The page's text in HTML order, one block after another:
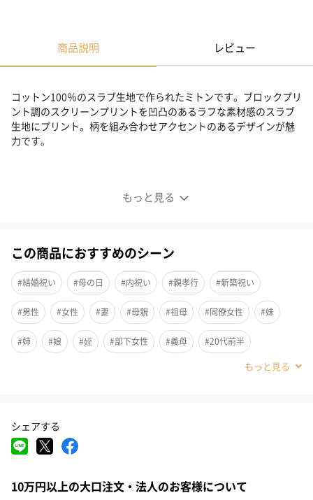
商品説明 レビュー
もっと見る
コットン100％のスラブ生地で作られたミトンです。ブロックプリ
ント調のスクリーンプリントを凹凸のあるラフな素材感のスラブ
生地にプリント。柄を組み合わせアクセントのあるデザインが魅
力です。
この商品におすすめのシーン
#結婚祝い #母の日 #内祝い #親孝行 #新築祝い
#男性 #女性 #妻 #母親 #祖母 #同僚女性 #妹
#姉 #娘 #姪 #部下女性 #義母 #20代前半
#70代
シェアする
10万円以上の大口注文・法人のお客様について